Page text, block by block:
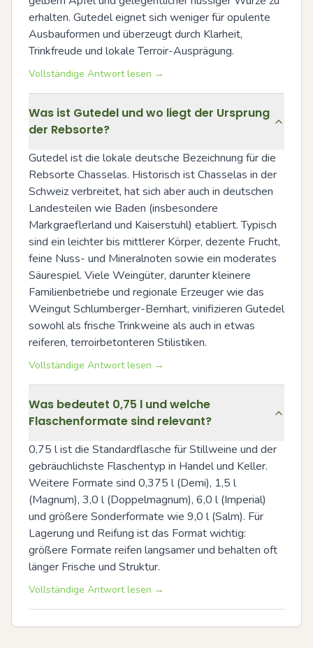
erhalten. Gutedel eignet sich weniger für opulente
Ausbauformen und überzeugt durch Klarheit,
Trinkfreude und lokale Terroir-Ausprägung.
Vollständige Antwort lesen →
Was ist Gutedel und wo liegt der Ursprung
der Rebsorte?
Gutedel ist die lokale deutsche Bezeichnung für die
Rebsorte Chasselas. Historisch ist Chasselas in der
Schweiz verbreitet, hat sich aber auch in deutschen
Landesteilen wie Baden (insbesondere
Markgraeflerland und Kaiserstuhl) etabliert. Typisch
sind ein leichter bis mittlerer Körper, dezente Frucht,
feine Nuss- und Mineralnoten sowie ein moderates
Säurespiel. Viele Weingüter, darunter kleinere
Familienbetriebe und regionale Erzeuger wie das
Weingut Schlumberger-Bernhart, vinifizieren Gutedel
sowohl als frische Trinkweine als auch in etwas
reiferen, terroirbetonteren Stilistiken.
Vollständige Antwort lesen →
Was bedeutet 0,75 l und welche
Flaschenformate sind relevant?
0,75 l ist die Standardflasche für Stillweine und der
gebräuchlichste Flaschentyp in Handel und Keller.
Weitere Formate sind 0,375 l (Demi), 1,5 l
(Magnum), 3,0 l (Doppelmagnum), 6,0 l (Imperial)
und größere Sonderformate wie 9,0 l (Salm). Für
Lagerung und Reifung ist das Format wichtig:
größere Formate reifen langsamer und behalten oft
länger Frische und Struktur.
Vollständige Antwort lesen →